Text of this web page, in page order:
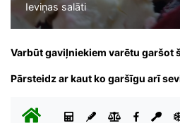
Ieviņas salāti
Varbūt gaviļniekiem varētu garšot
Pārsteidz ar kaut ko garšīgu arī